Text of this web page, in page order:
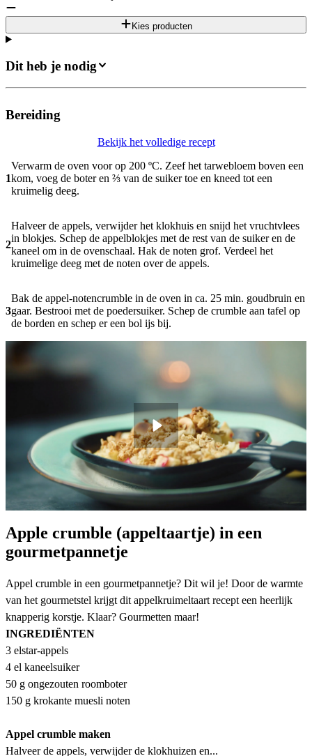
Kies producten
Dit heb je nodig
Bereiding
Bekijk het volledige recept
1
Verwarm de oven voor op 200 ºC. Zeef het tarwebloem boven een
kom, voeg de boter en ⅔ van de suiker toe en kneed tot een
kruimelig deeg.
2
Halveer de appels, verwijder het klokhuis en snijd het vruchtvlees
in blokjes. Schep de appelblokjes met de rest van de suiker en de
kaneel om in de ovenschaal. Hak de noten grof. Verdeel het
kruimelige deeg met de noten over de appels.
3
Bak de appel-notencrumble in de oven in ca. 25 min. goudbruin en
gaar. Bestrooi met de poedersuiker. Schep de crumble aan tafel op
de borden en schep er een bol ijs bij.
Apple crumble (appeltaartje) in een
gourmetpannetje
Appel crumble in een gourmetpannetje? Dit wil je! Door de warmte
van het gourmetstel krijgt dit appelkruimeltaart recept een heerlijk
knapperig korstje. Klaar? Gourmetten maar!
INGREDIËNTEN
3 elstar-appels
4 el kaneelsuiker
50 g ongezouten roomboter
150 g krokante muesli noten
Appel crumble maken
Halveer de appels, verwijder de klokhuizen en...